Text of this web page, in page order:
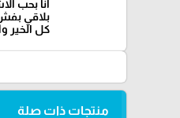
انا بحب
بلاقي
كل الخير
منتجات ذات صلة